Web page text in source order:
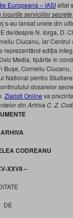
Europeana – IASIaflat
jocurile serviciilor
s-au lansat unele din
de/despre N. Iorga, D.
Ciucanu, iar
reprezentând ediţia
Media, tipărite în
Buşe, Corneliu
National pentru
dosarelor
. Ziaristi Online va
din Arhiva C. Z.
CODREANU
XXVII –
DE